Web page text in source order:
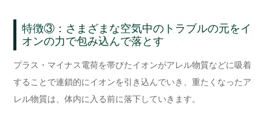
特徴③：さまざまな空気中のトラブルの元をイ
オンの力で包み込んで落とす
プラス・マイナス電荷を帯びたイオンがアレル物質などに吸着
することで連鎖的にイオンを引き込んでいき、重たくなったア
レル物質は、体内に入る前に落下していきます。